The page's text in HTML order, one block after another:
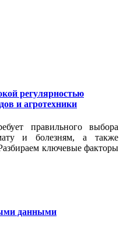
регулярностью
и агротехники
правильного выбора
и болезням, а также
ключевые факторы
данными